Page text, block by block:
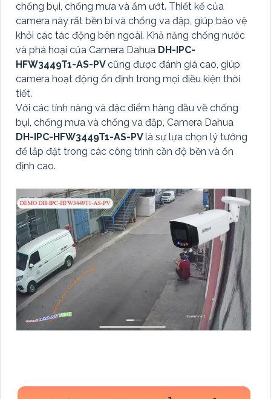
chống bụi, chống mưa và ẩm ướt. Thiết kế của
camera này rất bền bỉ và chống va đập, giúp bảo vệ
khỏi các tác động bên ngoài. Khả năng chống nước
và phá hoại của Camera Dahua DH-IPC-
HFW3449T1-AS-PVcũng được đánh giá cao, giúp
camera hoạt động ổn định trong mọi điều kiện thời
tiết.
Với các tính năng và đặc điểm hàng đầu về chống
bụi, chống mưa và chống va đập, Camera Dahua
DH-IPC-HFW3449T1-AS-PVlà sự lựa chọn lý tưởng
để lắp đặt trong các công trình cần độ bền và ổn
định cao.